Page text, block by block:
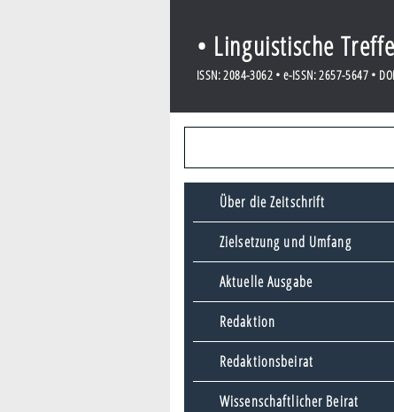
• Linguistische
ISSN: 2084-3062 • e-ISSN: 2657-5647 •
Über die Zeitschrift
Zielsetzung und Umfang
Aktuelle Ausgabe
Redaktion
Redaktionsbeirat
Wissenschaftlicher Beirat